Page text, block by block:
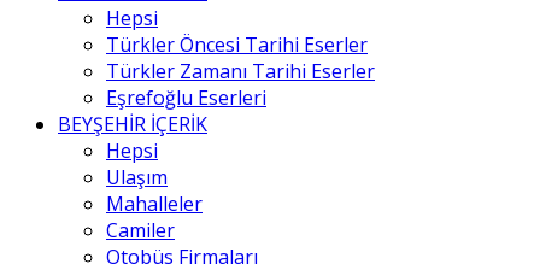
Hepsi
Türkler Öncesi Tarihi Eserler
Türkler Zamanı Tarihi Eserler
Eşrefoğlu Eserleri
BEYŞEHİR İÇERİK
Hepsi
Ulaşım
Mahalleler
Camiler
Otobüs Firmaları